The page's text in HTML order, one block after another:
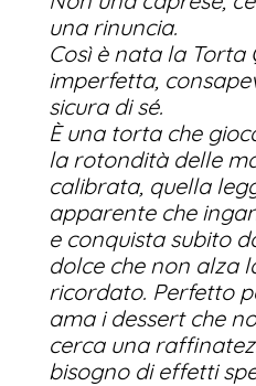
una rinuncia.
Così è nata la Torta
imperfetta,
sicura di sé.
È una torta che
la rotondità delle
calibrata, quella
apparente che
e conquista subito
dolce che non alza
ricordato. Perfetto
ama i dessert che
cerca una
bisogno di effetti